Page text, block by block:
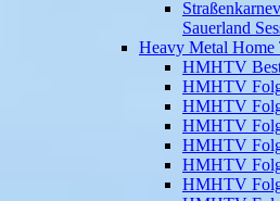
Sauerland
Heavy Metal
HMHTV
HMHTV
HMHTV
HMHTV
HMHTV
HMHTV
HMHTV